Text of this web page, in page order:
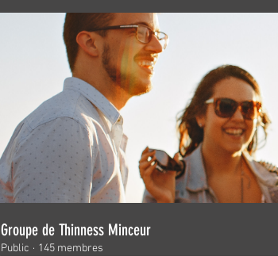
Groupe de Thinness Minceur
Public · 145 membres